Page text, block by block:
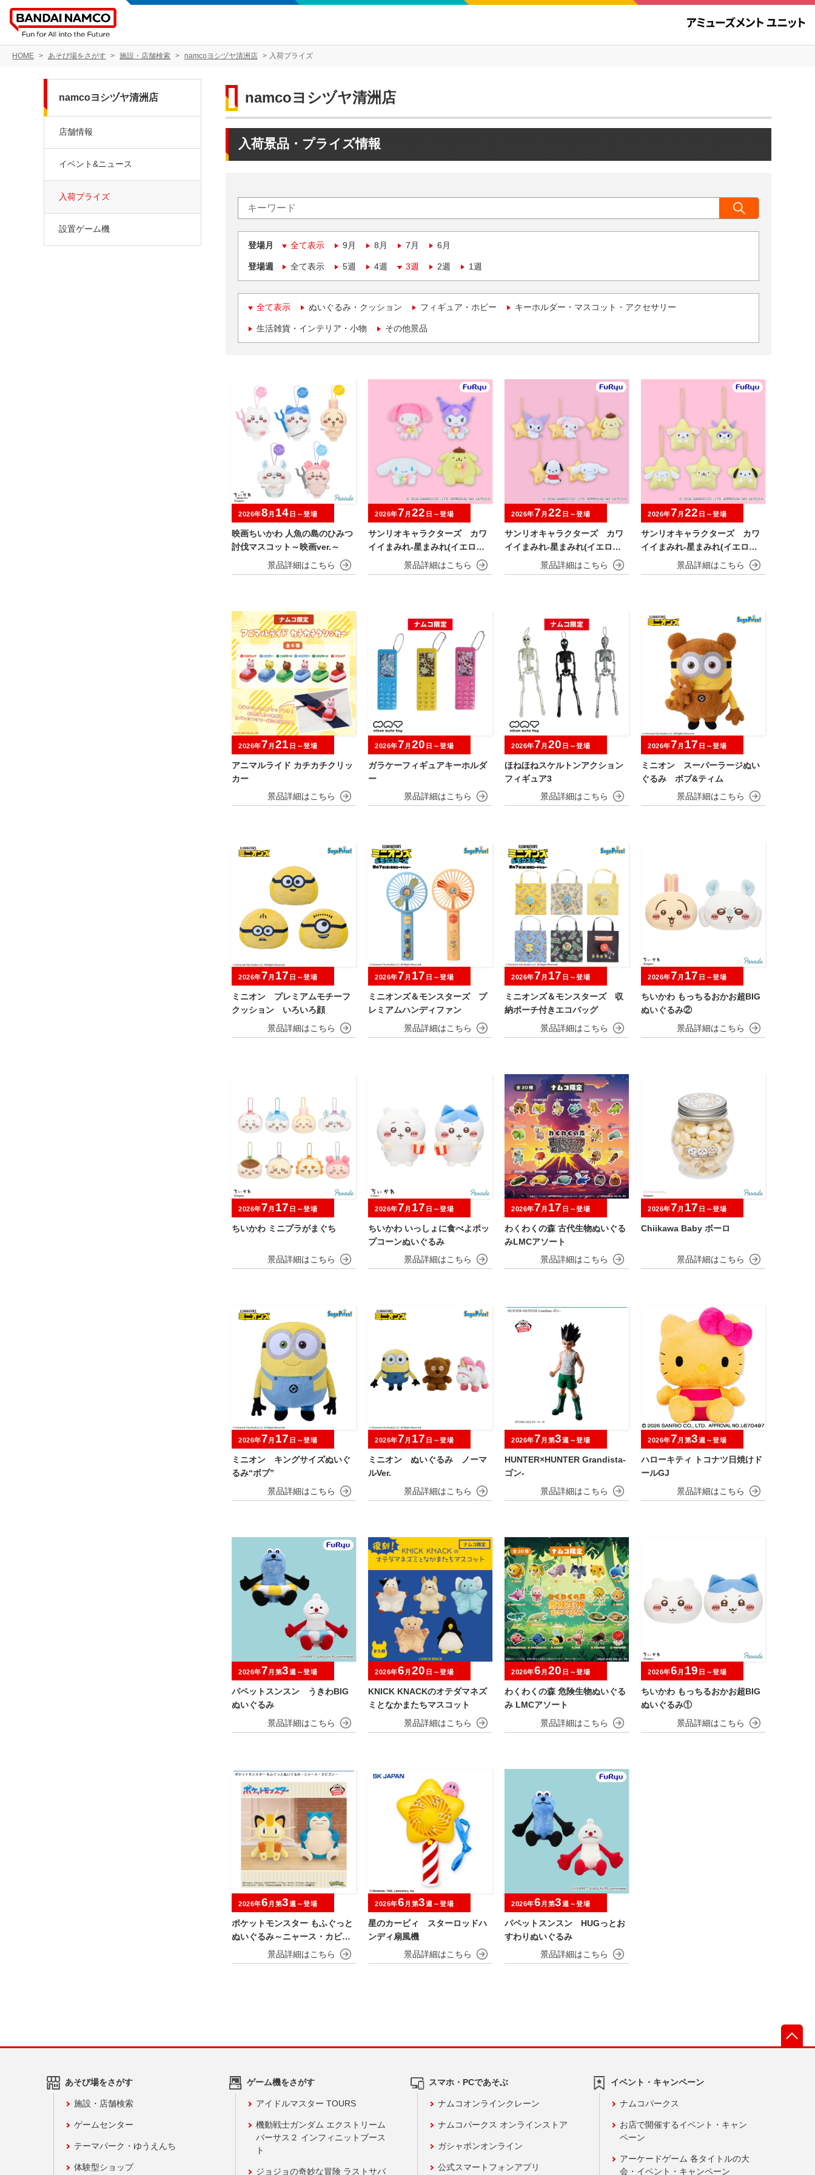
HOME あそび場をさがす 施設・店舗検索 namcoヨシヅヤ清洲店 入荷プライズ
namcoヨシヅヤ清洲店
入荷景品・プライズ情報
登場月 全て表示 9月 8月 7月 6月
登場週 全て表示 5週 4週 3週 2週 1週
全て表示 ぬいぐるみ・クッション フィギュア・ホビー キーホルダー・マスコット・アクセサリー
生活雑貨・インテリア・小物 その他景品
映画ちいかわ 人魚の島のひみつ
討伐マスコット～映画ver.～
2026年8 月 14 日～登場
サンリオキャラクターズ カワ
イイまみれ-星まみれ(イエロー)-
ぬいぐるみ
2026年7 月 22 日～登場
サンリオキャラクターズ カワ
イイまみれ-星まみれ(イエロー)-
マスコット
2026年7 月 22 日～登場
サンリオキャラクターズ カワ
イイまみれ-星まみれ(イエロー)-
ミニマスコット
2026年7 月 22 日～登場
アニマルライド カチカチクリッ
カー
2026年7 月 21 日～登場
ガラケーフィギュアキーホルダ
ー
2026年7 月 20 日～登場
ほねほねスケルトンアクション
フィギュア3
2026年7 月 20 日～登場
ミニオン スーパーラージぬい
ぐるみ ボブ&ティム
2026年7 月 17 日～登場
ミニオン プレミアムモチーフ
クッション いろいろ顔
2026年7 月 17 日～登場
ミニオンズ＆モンスターズ プ
レミアムハンディファン
2026年7 月 17 日～登場
ミニオンズ＆モンスターズ 収
納ポーチ付きエコバッグ
2026年7 月 17 日～登場
ちいかわ もっちるおかお超BIG
ぬいぐるみ②
2026年7 月 17 日～登場
ちいかわ ミニプラがまぐち
2026年7 月 17 日～登場
ちいかわ いっしょに食べよポッ
プコーンぬいぐるみ
2026年7 月 17 日～登場
わくわくの森 古代生物ぬいぐる
みLMCアソート
2026年7 月 17 日～登場
Chiikawa Baby ボーロ
2026年7 月 17 日～登場
ミニオン キングサイズぬいぐ
るみ“ボブ”
2026年7 月 17 日～登場
ミニオン ぬいぐるみ ノーマ
ルVer.
2026年7 月 17 日～登場
HUNTER×HUNTER Grandista-
ゴン-
2026年7 月第3週～登場
ハローキティ トコナツ日焼けド
ールGJ
2026年7 月第3週～登場
パペットスンスン うきわBIG
ぬいぐるみ
2026年7 月第3週～登場
KNICK KNACKのオテダマネズ
ミとなかまたちマスコット
2026年6 月 20 日～登場
わくわくの森 危険生物ぬいぐる
み LMCアソート
2026年6 月 20 日～登場
ちいかわ もっちるおかお超BIG
ぬいぐるみ①
2026年6 月 19 日～登場
ポケットモンスター もふぐっと
ぬいぐるみ～ニャース・カビゴ
2026年6 月第3週～登場
星のカービィ スターロッドハ
ンディ扇風機
2026年6 月第3週～登場
パペットスンスン HUGっとお
すわりぬいぐるみ
2026年6 月第3週～登場
namcoヨシヅヤ清洲店
店舗情報
イベント&ニュース
入荷プライズ
設置ゲーム機
あそび場をさがす
施設・店舗検索
ゲームセンター
テーマパーク・ゆうえんち
体験型ショップ
ゲーム機をさがす
アイドルマスター TOURS
機動戦士ガンダム エクストリーム
バーサス２ インフィニットブース
ト
ジョジョの奇妙な冒険 ラストサバ
スマホ・PCであそぶ
ナムコオンラインクレーン
ナムコパークス オンラインストア
ガシャポンオンライン
公式スマートフォンアプリ
イベント・キャンペーン
ナムコパークス
お店で開催するイベント・キャン
ペーン
アーケードゲーム 各タイトルの大
会・イベント・キャンペーン